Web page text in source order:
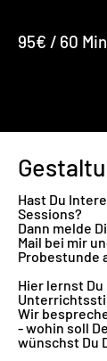
95€ / 60
Hast Du
Sessions?
Dann melde
Mail bei mir
Probestunde
Hier lernst
Wir
- wohin soll
wünschst Du